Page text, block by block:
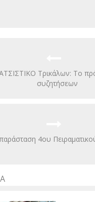
Τρικάλων: Το
συζητήσεων
4ου